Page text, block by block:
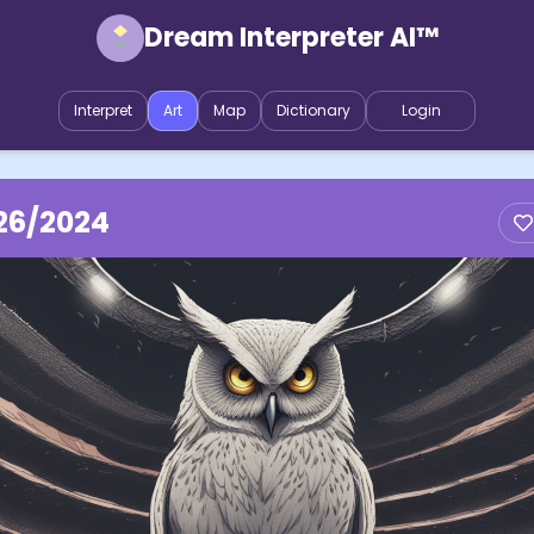
Dream Interpreter AI™
Interpret Art Map Dictionary Login
2024